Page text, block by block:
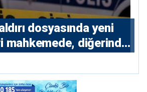
dosyasında yeni
mahkemede, diğerinde